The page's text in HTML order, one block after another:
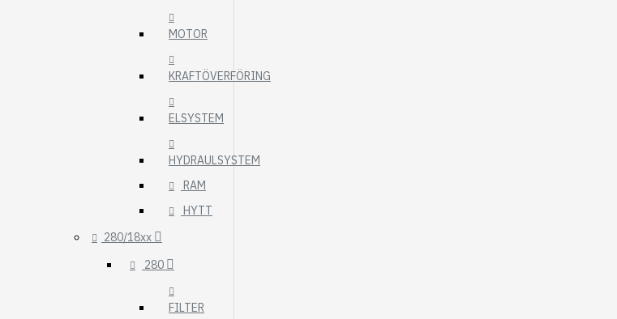
MOTOR
KRAFTÖVERFÖRING
ELSYSTEM
HYDRAULSYSTEM
RAM
HYTT
280/18xx
280
FILTER